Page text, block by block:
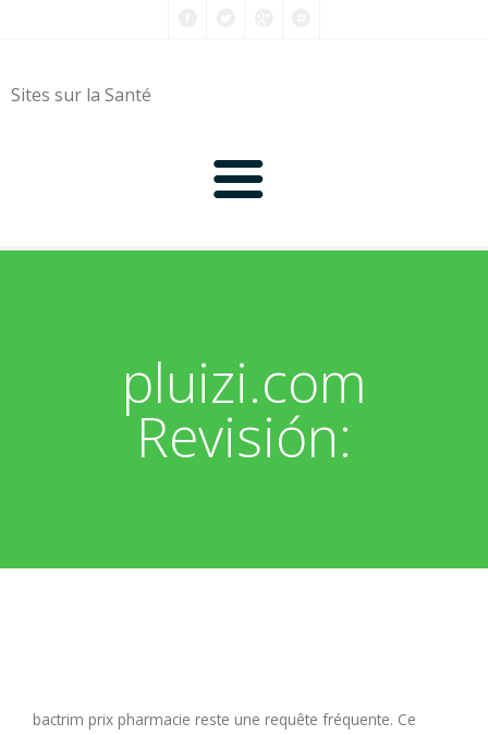
Sites sur la Santé
0-9
B
C
H
pluizi.com
Revisión:
bactrim prix pharmacie reste une requête fréquente. Ce